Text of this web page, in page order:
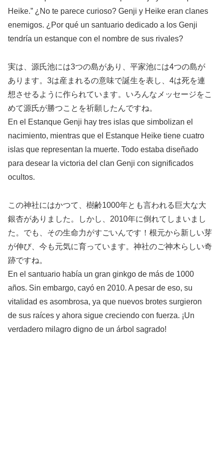
Heike.” ¿No te parece curioso? Genji y Heike eran clanes
enemigos. ¿Por qué un santuario dedicado a los Genji
tendría un estanque con el nombre de sus rivales?
実は、源氏池には3つの島があり、平家池には4つの島が
あります。3は産まれるの意味で誕生を表し、4は死を連
想させるように作られています。いろんなメッセージをこ
めて源氏が勝つことを祈願したんですね。
En el Estanque Genji hay tres islas que simbolizan el
nacimiento, mientras que el Estanque Heike tiene cuatro
islas que representan la muerte. Todo estaba diseñado
para desear la victoria del clan Genji con significados
ocultos.
この神社にはかつて、樹齢1000年とも言われる巨大な大
銀杏がありました。しかし、2010年に倒れてしまいまし
た。でも、その生命力がすごいんです！根元から新しい芽
が伸び、今も元気に育っています。神社のご神木らしい奇
跡ですね。
En el santuario había un gran ginkgo de más de 1000
años. Sin embargo, cayó en 2010. A pesar de eso, su
vitalidad es asombrosa, ya que nuevos brotes surgieron
de sus raíces y ahora sigue creciendo con fuerza. ¡Un
verdadero milagro digno de un árbol sagrado!